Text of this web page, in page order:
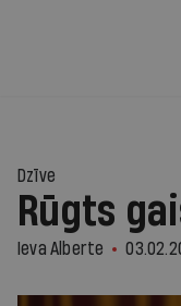
Dzīve
Rūgts
Ieva Alberte